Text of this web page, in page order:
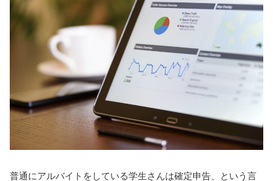
普通にアルバイトをしている学生さんは確定申告、という言